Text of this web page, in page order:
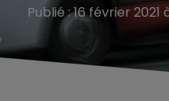
Publié : 16 février 2021